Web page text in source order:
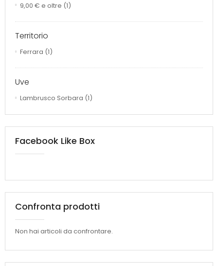
9,00 € e oltre (1)
Territorio
Ferrara (1)
Uve
Lambrusco Sorbara (1)
Facebook Like Box
Confronta prodotti
Non hai articoli da confrontare.